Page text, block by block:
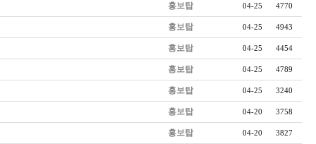
홍보탑 04-25 4770
홍보탑 04-25 4943
홍보탑 04-25 4454
홍보탑 04-25 4789
홍보탑 04-25 3240
홍보탑 04-20 3758
홍보탑 04-20 3827